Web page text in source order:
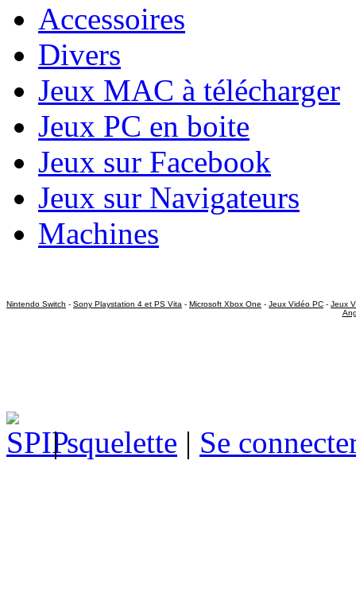
Accessoires
Divers
Jeux MAC à télécharger
Jeux PC en boite
Jeux sur Facebook
Jeux sur Navigateurs
Machines
Nintendo Switch - Sony Playstation 4 et PS Vita - Microsoft Xbox One - Jeux Vidéo PC - Jeux
|squelette | Se